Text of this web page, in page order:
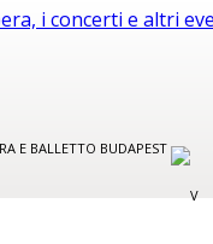
E BALLETTO BUDAPEST